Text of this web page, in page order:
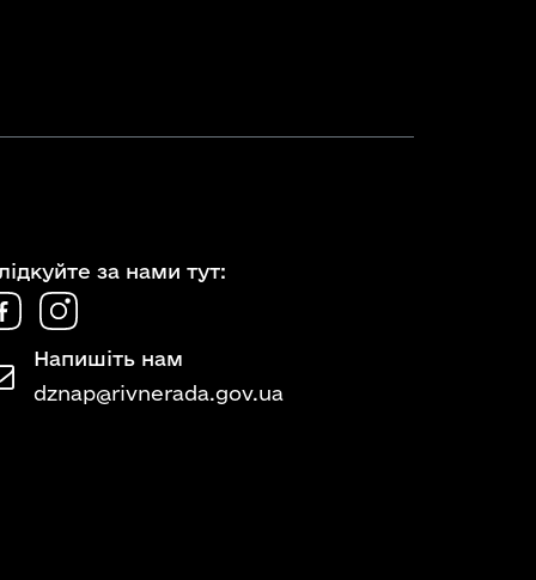
за нами тут:
Напишіть нам
dznap@rivnerada.gov.ua